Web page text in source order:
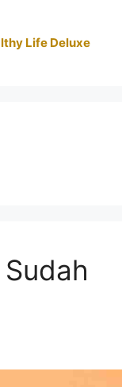
Life Deluxe